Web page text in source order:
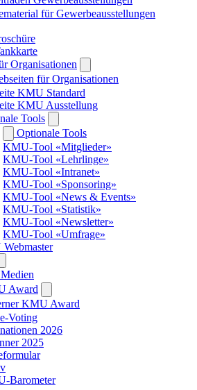
für Gewerbeausstellungen
Organisationen
für Organisationen
KMU Standard
KMU Ausstellung
Tools
Optionale Tools
KMU-Tool «Mitglieder»
KMU-Tool «Lehrlinge»
KMU-Tool «Intranet»
KMU-Tool «Sponsoring»
KMU-Tool «News & Events»
KMU-Tool «Statistik»
KMU-Tool «Newsletter»
KMU-Tool «Umfrage»
Award
KMU Award
Voting
2026
2025
Barometer